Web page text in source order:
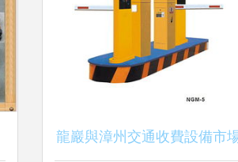
龍巖與漳州交通收費設備市